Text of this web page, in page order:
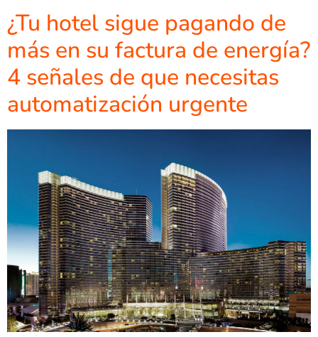
¿Tu hotel sigue pagando de
más en su factura de energía?
4 señales de que necesitas
automatización urgente